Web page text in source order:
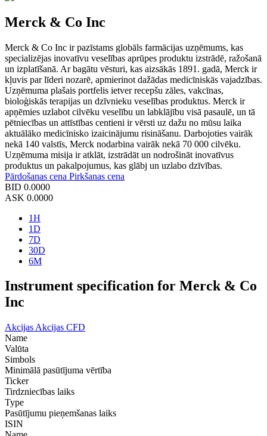
Merck & Co Inc
Merck & Co Inc ir pazīstams globāls farmācijas uzņēmums, kas
specializējas inovatīvu veselības aprūpes produktu izstrādē, ražošanā
un izplatīšanā. Ar bagātu vēsturi, kas aizsākās 1891. gadā, Merck ir
kļuvis par līderi nozarē, apmierinot dažādas medicīniskās vajadzības.
Uzņēmuma plašais portfelis ietver recepšu zāles, vakcīnas,
bioloģiskās terapijas un dzīvnieku veselības produktus. Merck ir
apņēmies uzlabot cilvēku veselību un labklājību visā pasaulē, un tā
pētniecības un attīstības centieni ir vērsti uz dažu no mūsu laika
aktuālāko medicīnisko izaicinājumu risināšanu. Darbojoties vairāk
nekā 140 valstīs, Merck nodarbina vairāk nekā 70 000 cilvēku.
Uzņēmuma misija ir atklāt, izstrādāt un nodrošināt inovatīvus
produktus un pakalpojumus, kas glābj un uzlabo dzīvības.
Pārdošanas cena Pirkšanas cena
BID 0.0000
ASK 0.0000
1H
1D
7D
30D
6M
Instrument specification for Merck & Co
Inc
Akcijas Akcijas CFD
Name
Valūta
Simbols
Minimālā pasūtījuma vērtība
Ticker
Tirdzniecības laiks
Type
Pasūtījumu pieņemšanas laiks
ISIN